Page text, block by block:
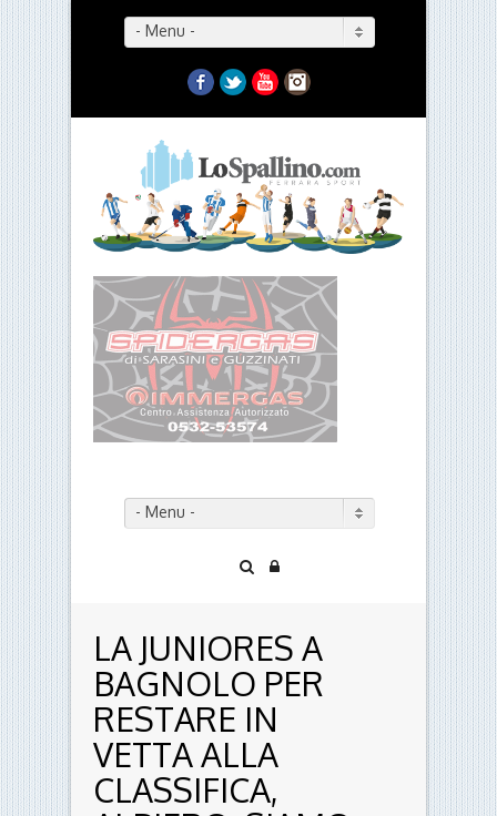
- Menu -
Facebook
TwitterYouTubeInstagram
- Menu -
LA JUNIORES A
BAGNOLO PER
RESTARE IN
VETTA ALLA
CLASSIFICA,